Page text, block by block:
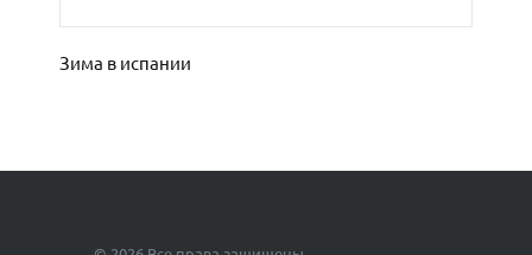
Зима в испании